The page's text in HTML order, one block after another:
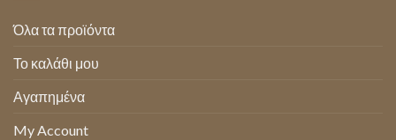
Όλα τα προϊόντα
Το καλάθι μου
Αγαπημένα
My Account